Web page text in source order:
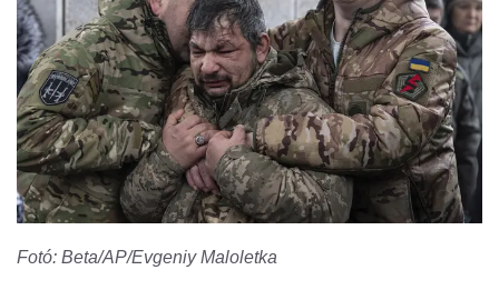
Fotó: Beta/AP/Evgeniy Maloletka